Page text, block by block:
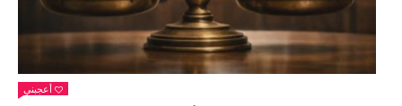
أعجبني